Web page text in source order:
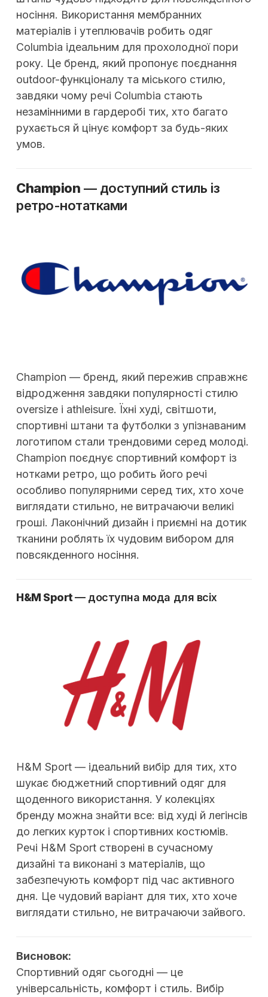
носіння. Використання мембранних
матеріалів і утеплювачів робить одяг
Columbia ідеальним для прохолодної пори
року. Це бренд, який пропонує поєднання
outdoor-функціоналу та міського стилю,
завдяки чому речі Columbia стають
незамінними в гардеробі тих, хто багато
рухається й цінує комфорт за будь-яких
умов.
Champion — доступний стиль із
ретро-нотатками
Champion — бренд, який пережив справжнє
відродження завдяки популярності стилю
oversize і athleisure. Їхні худі, світшоти,
спортивні штани та футболки з упізнаваним
логотипом стали трендовими серед молоді.
Champion поєднує спортивний комфорт із
нотками ретро, що робить його речі
особливо популярними серед тих, хто хоче
виглядати стильно, не витрачаючи великі
гроші. Лаконічний дизайн і приємні на дотик
тканини роблять їх чудовим вибором для
повсякденного носіння.
H&M Sport— доступна мода для всіх
H&M Sport — ідеальний вибір для тих, хто
шукає бюджетний спортивний одяг для
щоденного використання. У колекціях
бренду можна знайти все: від худі й легінсів
до легких курток і спортивних костюмів.
Речі H&M Sport створені в сучасному
дизайні та виконані з матеріалів, що
забезпечують комфорт під час активного
дня. Це чудовий варіант для тих, хто хоче
виглядати стильно, не витрачаючи зайвого.
Висновок:
Спортивний одяг сьогодні — це
універсальність, комфорт і стиль. Вибір